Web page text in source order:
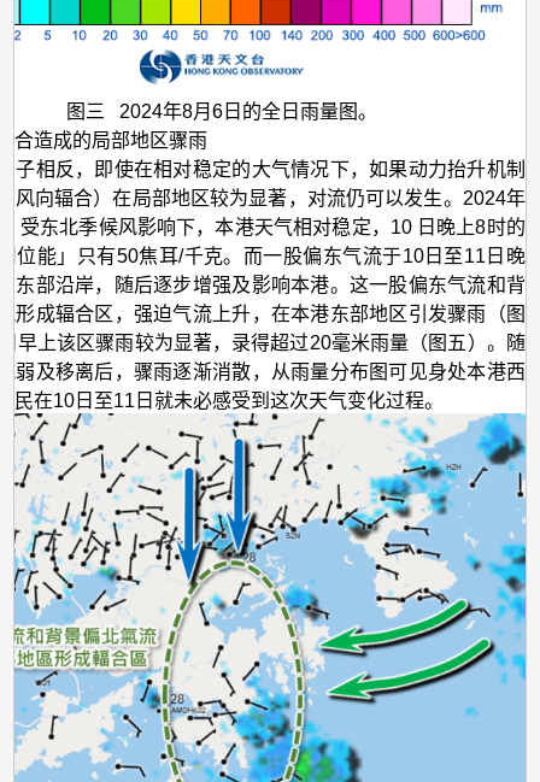
图三 2024年8月6日的全日雨量图。
合造成的局部地区骤雨
子相反，即使在相对稳定的大气情况下，如果动力抬升机制
风向辐合）在局部地区较为显著，对流仍可以发生。2024年
受东北季候风影响下，本港天气相对稳定，10 日晚上8时的
位能」只有50焦耳/千克。而一股偏东气流于10日至11日晚
东部沿岸，随后逐步增强及影响本港。这一股偏东气流和背
形成辐合区，强迫气流上升，在本港东部地区引发骤雨（图
早上该区骤雨较为显著，录得超过20毫米雨量（图五）。随
弱及移离后，骤雨逐渐消散，从雨量分布图可见身处本港西
民在10日至11日就未必感受到这次天气变化过程。